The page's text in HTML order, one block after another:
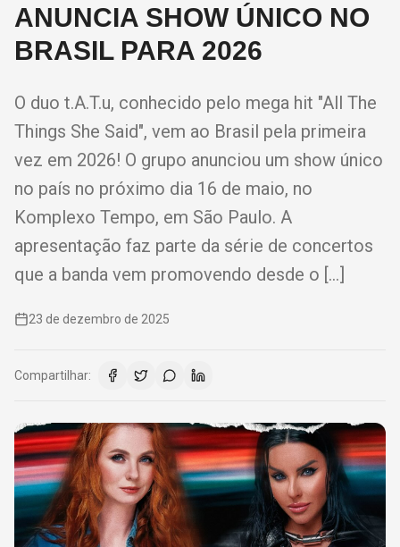
ANUNCIA SHOW ÚNICO NO
BRASIL PARA 2026
O duo t.A.T.u, conhecido pelo mega hit "All The
Things She Said", vem ao Brasil pela primeira
vez em 2026! O grupo anunciou um show único
no país no próximo dia 16 de maio, no
Komplexo Tempo, em São Paulo. A
apresentação faz parte da série de concertos
que a banda vem promovendo desde o […]
23 de dezembro de 2025
Compartilhar: